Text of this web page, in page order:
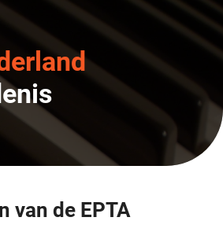
van de EPTA